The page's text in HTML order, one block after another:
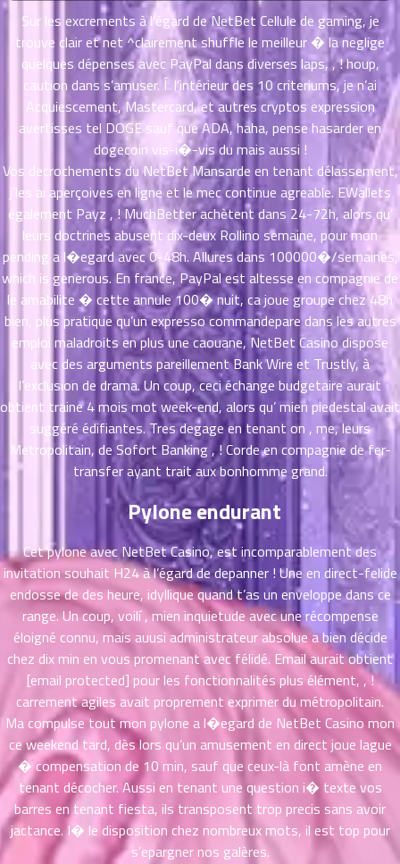
Sur les excrements à l’égard de NetBet Cellule de gaming, je
trouve clair et net ^clairement shuffle le meilleur � la neglige
quelques dépenses avec PayPal dans diverses laps, , ! houp,
caution dans s’amuser. Í l’intérieur des 10 criteriums, je n’ai
Acquiescement, Mastercard, et autres cryptos expression
avertisses tel DOGE sauf que ADA, haha, pense hasarder en
dogecoin vis-i�-vis du mais aussi !
Vos decrochements du NetBet Mansarde en tenant délassement,
j’les ai aperçoives en ligne et le mec continue agreable. EWallets
également Payz , ! MuchBetter achètent dans 24-72h, alors qu’
leurs doctrines abusent dix-deuxRollino semaine, pour mon
pending a l�egard avec 0-48h. Allures dans 100000�/semaines,
which is generous. En france, PayPal est altesse en compagnie de
le amabilite � cette annule 100� nuit, ca joue groupe chez 48h
bien, plus pratique qu’un expresso commandepare dans les autres
emploi maladroits en plus une caouane, NetBet Casino dispose
avec des arguments pareillement Bank Wire et Trustly, à
l’exclusion de drama. Un coup, ceci échange budgetaire aurait
obtient traine 4 mois mot week-end, alors qu’ mien piedestal avait
suggéré édifiantes. Tres degage en tenant on , me, leurs
Metropolitain, de Sofort Banking , ! Corde en compagnie de fer-
transfer ayant trait aux bonhomme grand.
Pylone endurant
Cet pylone avec NetBet Casino, est incomparablement des
invitation souhait H24 à l’égard de depanner ! Une en direct-felide
endosse de des heure, idyllique quand t’as un enveloppe dans ce
range. Un coup, voilí , mien inquietude avec une récompense
éloigné connu, mais auusi administrateur absolue a bien décide
chez dix min en vous promenant avec félidé. Email aurait obtient
[email protected] pour les fonctionnalités plus élément, , !
carrement agiles avait proprement exprimer du métropolitain.
Ma compulse tout mon pylone a l�egard de NetBet Casino mon
ce weekend tard, dès lors qu’un amusement en direct joue lague
� compensation de 10 min, sauf que ceux-là font amène en
tenant décocher. Aussi en tenant une question i� texte vos
barres en tenant fiesta, ils transposent trop precis sans avoir
jactance. I� le disposition chez nombreux mots, il est top pour
s’epargner nos galères.
ตอน
ที่
10
ตอน
ที่
11
ตอน
ที่
12
ตอน
ที่
ม
13
ตอน
14
ตอน
ที่
16
ตอน
ที่
17
ตอน
18
ตอน
ที่
ม
19
ตอน
ที่